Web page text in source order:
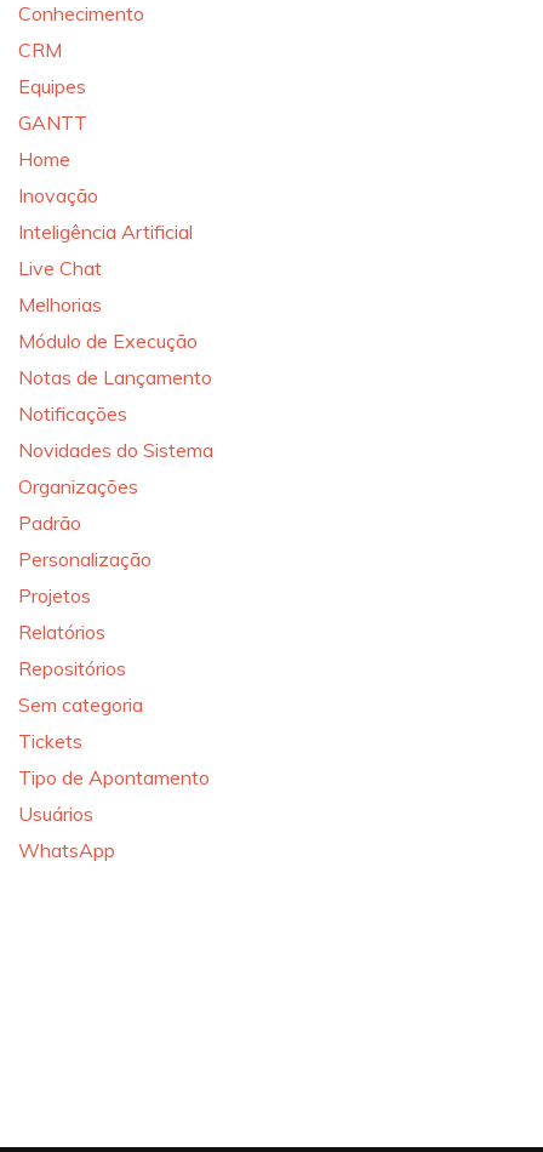
Conhecimento
CRM
Equipes
GANTT
Home
Inovação
Inteligência Artificial
Live Chat
Melhorias
Módulo de Execução
Notas de Lançamento
Notificações
Novidades do Sistema
Organizações
Padrão
Personalização
Projetos
Relatórios
Repositórios
Sem categoria
Tickets
Tipo de Apontamento
Usuários
WhatsApp